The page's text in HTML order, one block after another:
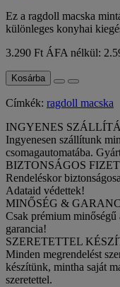
Ez a ragdoll macska
különleges konyhai
3.290 FtÁFA nélkül:
Kosárba
Címkék: ragdoll macska
INGYENES
Ingyenesen szállítunk
csomagautomatába.
BIZTONSÁGOS
Rendeléskor
Adataid védettek!
MINŐSÉG &
Csak prémium
garancia!
SZERETETTEL
Minden megrendelést
készítünk, mintha saját
szeretettel.